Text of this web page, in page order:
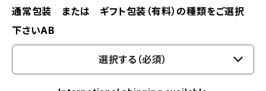
通常包装 または ギフト包装（有料）の種類をご選択
下さいAB
選択する（必須）